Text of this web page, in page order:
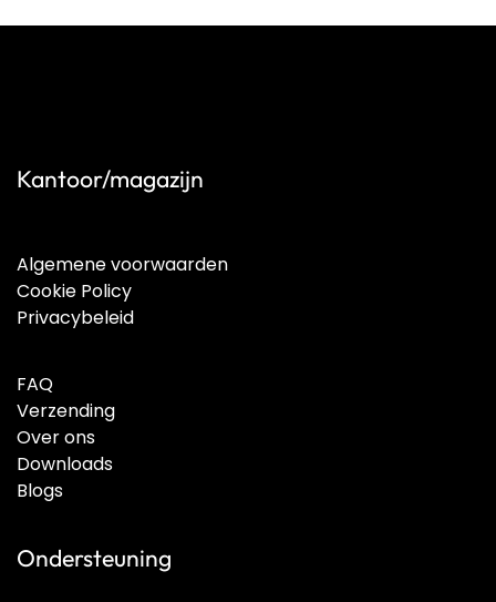
Kantoor/magazijn
Algemene voorwaarden
Cookie Policy
Privacybeleid
FAQ
Verzending
Over ons
Downloads
Blogs
Ondersteuning